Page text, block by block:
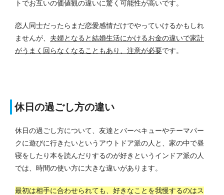
トでお互いの価値観の違いに驚く可能性が高いです。
恋人同士だったらまだ恋愛感情だけでやっていけるかもしれ
ませんが、 夫婦となると結婚生活にかけるお金の違いで家計
がうまく回らなくなることもあり、注意が必要です。
休日の過ごし方の違い
休日の過ごし方について、友達とバーべキューやテーマパー
クに遊びに行きたいというアウトドア派の人と、家の中で昼
寝をしたり本を読んだりするのが好きというインドア派の人
では、時間の使い方に大きな違いがあります。
最初は相手に合わせられても、好きなことを我慢するのはス